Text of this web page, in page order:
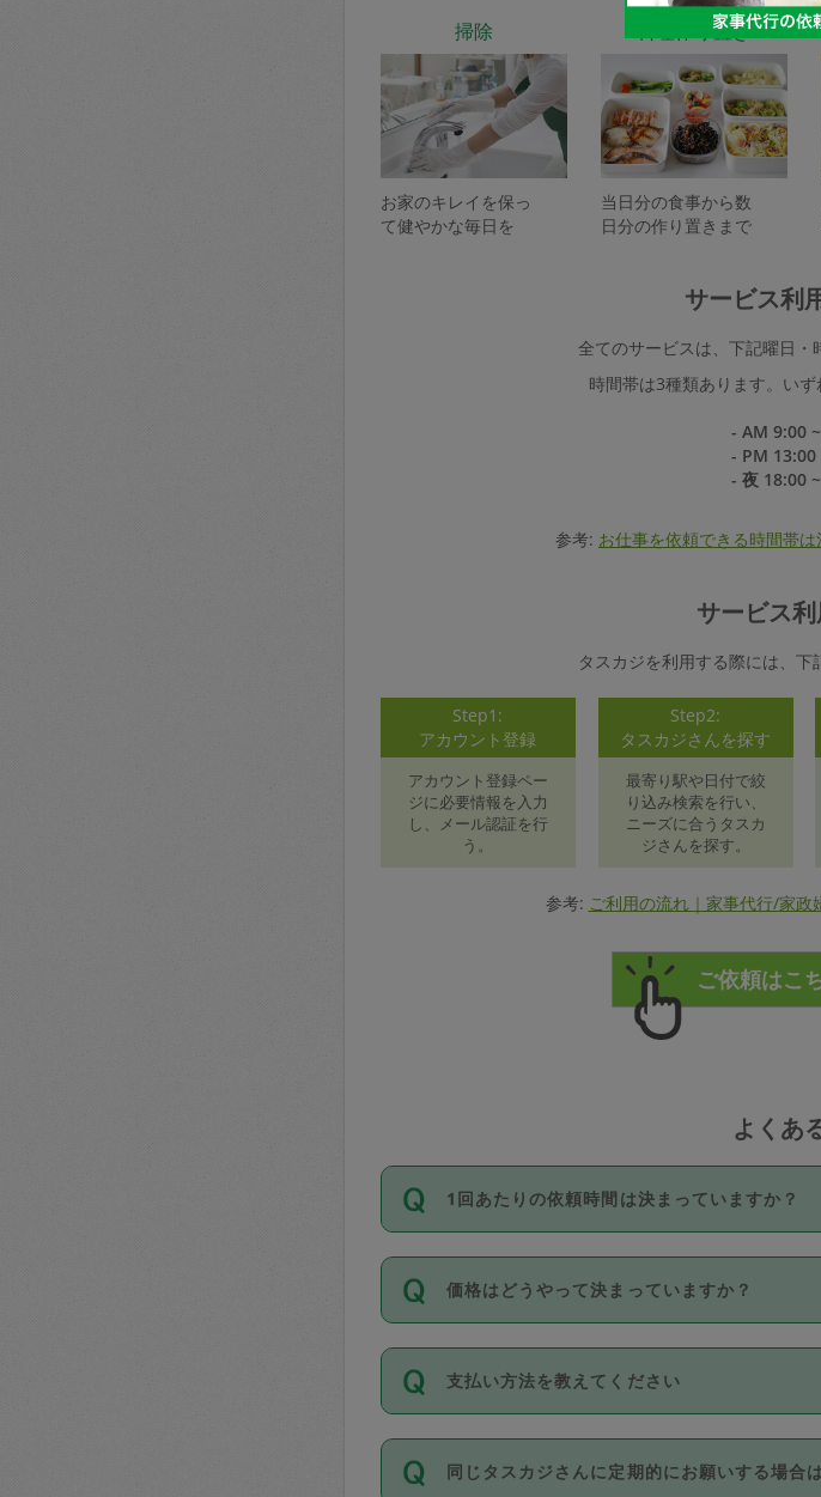
掃除
お家のキレイを保っ
て健やかな毎日を
料理作り置き
当日分の食事から数
日分の作り置きまで
サービス利
全てのサービスは、下記曜日・
時間帯は3種類あります。いず
- AM 9:00
- PM 13:00
- 夜 18:00
参考: お仕事を依頼できる時間帯
サービス
タスカジを利用する際には、下
Step1:
アカウント登録
アカウント登録ペー
ジに必要情報を入力
し、メール認証を行
う。
Step2:
タスカジさんを探す
最寄り駅や日付で絞
り込み検索を行い、
ニーズに合うタスカ
ジさんを探す。
参考: ご利用の流れ｜家事代行/家政
よくあ
1回あたりの依頼時間は決まっていますか？
依頼1回につき3時間固定です。3時間を超え
い。機能をご利用いただくには、タスカジさ
が必要です。なお、3時間を下回っても、値
価格はどうやって決まっていますか？
11種類の価格帯の中からタスカジさん自身が
タスカジさんの価格設定には最初は制限があ
除々に設定可能な最高額が上がっていく仕組
支払い方法を教えてください
お支払方法はクレジットカード（Visa／
Club）のみとなります。
同じタスカジさんに定期的にお願いする場合